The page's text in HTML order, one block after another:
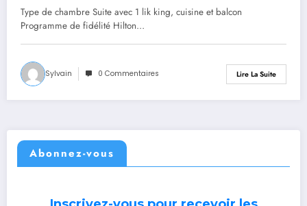
Type de chambre Suite avec 1 lik king, cuisine et balcon
Programme de fidélité Hilton…
Sylvain 0 Commentaires Lire La Suite
Abonnez-vous